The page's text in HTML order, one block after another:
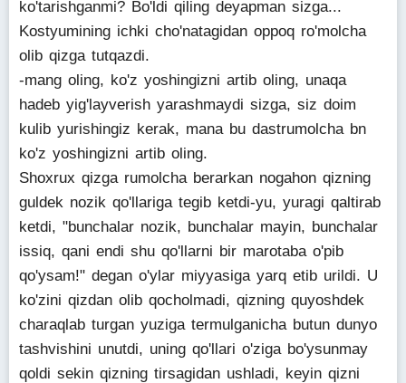
ko'tarishganmi? Bo'ldi qiling deyapman sizga...
Kostyumining ichki cho'natagidan oppoq ro'molcha
olib qizga tutqazdi.
-mang oling, ko'z yoshingizni artib oling, unaqa
hadeb yig'layverish yarashmaydi sizga, siz doim
kulib yurishingiz kerak, mana bu dastrumolcha bn
ko'z yoshingizni artib oling.
Shoxrux qizga rumolcha berarkan nogahon qizning
guldek nozik qo'llariga tegib ketdi-yu, yuragi qaltirab
ketdi, "bunchalar nozik, bunchalar mayin, bunchalar
issiq, qani endi shu qo'llarni bir marotaba o'pib
qo'ysam!" degan o'ylar miyyasiga yarq etib urildi. U
ko'zini qizdan olib qocholmadi, qizning quyoshdek
charaqlab turgan yuziga termulganicha butun dunyo
tashvishini unutdi, uning qo'llari o'ziga bo'ysunmay
qoldi sekin qizning tirsagidan ushladi, keyin qizni